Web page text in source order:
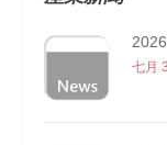
七月